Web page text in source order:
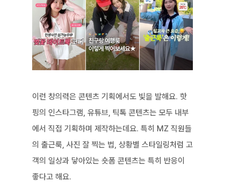
이런 창의력은 콘텐츠 기획에서도 빛을 발해요. 핫
핑의 인스타그램, 유튜브, 틱톡 콘텐츠는 모두 내부
에서 직접 기획하며 제작하는데요. 특히 MZ 직원들
의 출근룩, 사진 잘 찍는 법, 상황별 스타일링처럼 고
객의 일상과 닿아있는 숏폼 콘텐츠는 특히 반응이
좋다고 해요.